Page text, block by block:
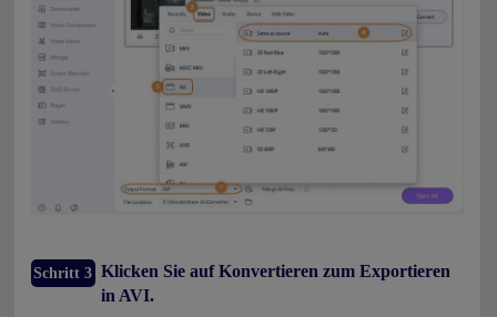
Schritt 3 Klicken Sie auf Konvertieren zum Exportieren
in AVI.